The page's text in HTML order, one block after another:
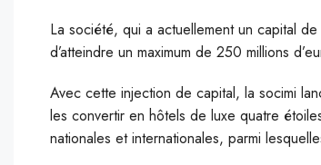
La société, qui a actuellement un capital
d’atteindre un maximum de 250 millions
Avec cette injection de capital, la socimi
les convertir en hôtels de luxe quatre
nationales et internationales, parmi